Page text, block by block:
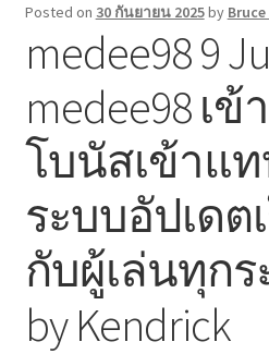
Welcome to the family!
Posted on 30 กันยายน 2025by
medee98 9
medee98 เ
โบนัสเข้าแ
ระบบอัปเดต
กับผู้เล่นทุกร
by Kendrick